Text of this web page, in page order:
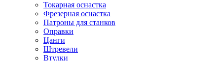
Токарная оснастка
Фрезерная оснастка
Патроны для станков
Оправки
Цанги
Штревели
Втулки